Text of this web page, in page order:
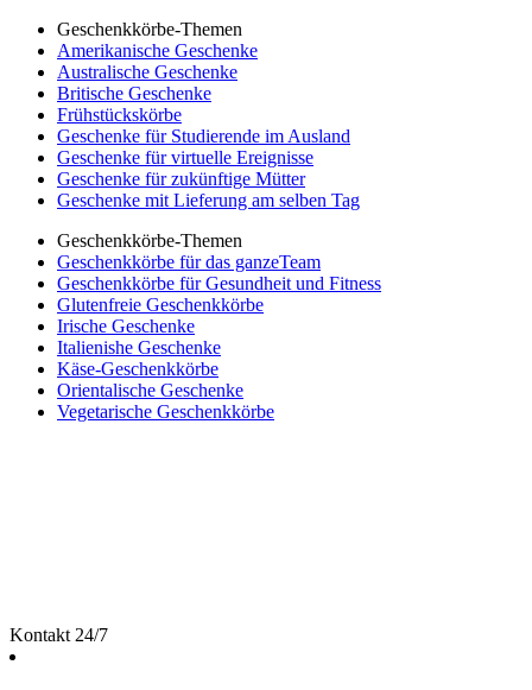
Geschenkkörbe-Themen
Amerikanische Geschenke
Australische Geschenke
Britische Geschenke
Frühstückskörbe
Geschenke für Studierende im Ausland
Geschenke für virtuelle Ereignisse
Geschenke für zukünftige Mütter
Geschenke mit Lieferung am selben Tag
Geschenkkörbe-Themen
Geschenkkörbe für das ganzeTeam
Geschenkkörbe für Gesundheit und Fitness
Glutenfreie Geschenkkörbe
Irische Geschenke
Italienishe Geschenke
Käse-Geschenkkörbe
Orientalische Geschenke
Vegetarische Geschenkkörbe
Kontakt 24/7